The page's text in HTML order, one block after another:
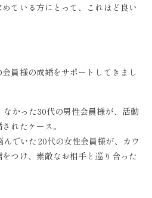
ている方にとって、これほど良い
員様の成婚をサポートしてきまし
かった30代の男性会員様が、活動
れたケース。
でいた20代の女性会員様が、カウ
つけ、素敵なお相手と巡り合った